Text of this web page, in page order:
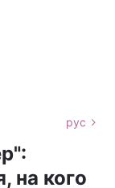
рус
на кого